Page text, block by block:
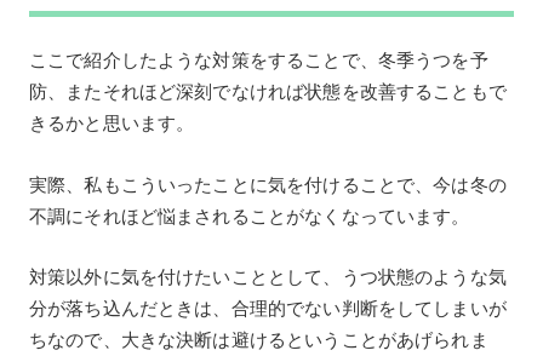
ここで紹介したような対策をすることで、冬季うつを予
防、またそれほど深刻でなければ状態を改善することもで
きるかと思います。
実際、私もこういったことに気を付けることで、今は冬の
不調にそれほど悩まされることがなくなっています。
対策以外に気を付けたいこととして、うつ状態のような気
分が落ち込んだときは、合理的でない判断をしてしまいが
ちなので、大きな決断は避けるということがあげられま